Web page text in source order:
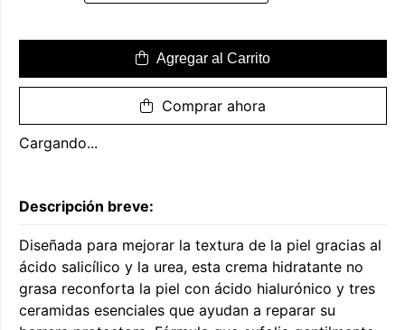
Agregar al Carrito
Comprar ahora
Cargando...
Descripción breve:
Diseñada para mejorar la textura de la piel gracias al
ácido salicílico y la urea, esta crema hidratante no
grasa reconforta la piel con ácido hialurónico y tres
ceramidas esenciales que ayudan a reparar su